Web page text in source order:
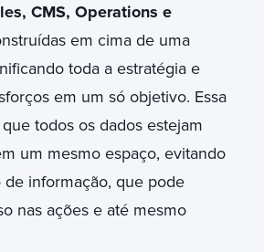
CMS, Operations e
em cima de uma
toda a estratégia e
em um só objetivo. Essa
todos os dados estejam
um mesmo espaço, evitando
de informação, que pode
nas ações e até mesmo